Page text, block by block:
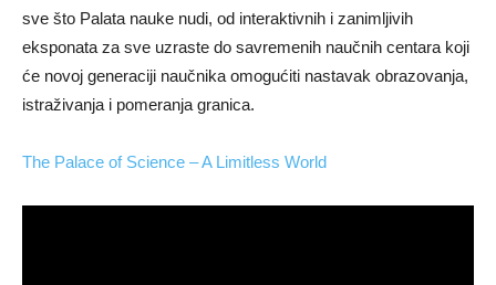
sve što Palata nauke nudi, od interaktivnih i zanimljivih
eksponata za sve uzraste do savremenih naučnih centara koji
će novoj generaciji naučnika omogućiti nastavak obrazovanja,
istraživanja i pomeranja granica.
The Palace of Science – A Limitless World